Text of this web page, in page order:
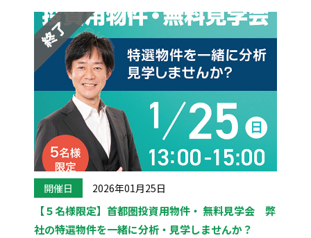
開催日 2026年01月25日
【５名様限定】首都圏投資用物件・ 無料見学会 弊
社の特選物件を一緒に分析・見学しませんか？